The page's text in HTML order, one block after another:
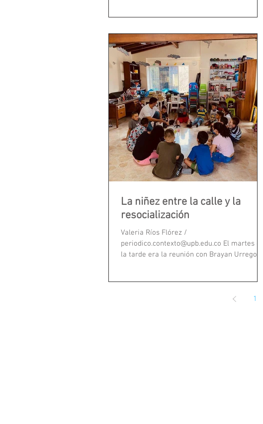
La niñez entre la calle y la
resocialización
Valeria Ríos Flórez /
periodico.contexto@upb.edu.co El martes en
la tarde era la reunión con Brayan Urrego en
1